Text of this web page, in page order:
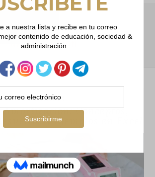
Browsing Tag
amortizacion
FINANZAS
Amortización: Conceptos,
y Ejemplos en Excel